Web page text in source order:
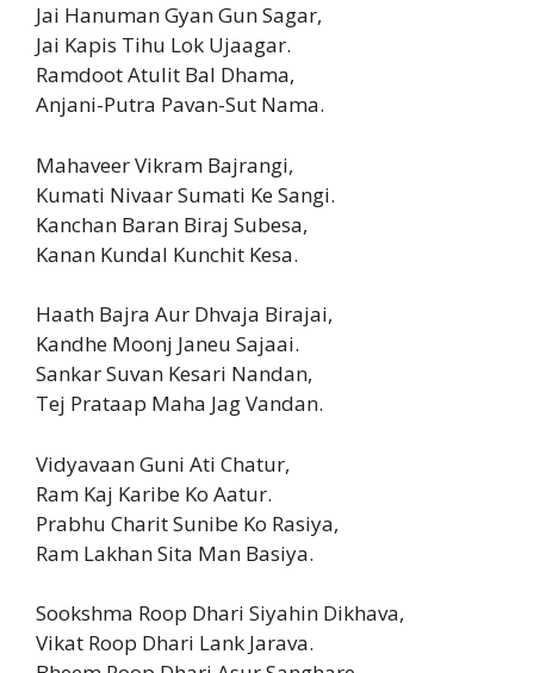
Jai Hanuman Gyan Gun Sagar,
Jai Kapis Tihu Lok Ujaagar.
Ramdoot Atulit Bal Dhama,
Anjani-Putra Pavan-Sut Nama.
Mahaveer Vikram Bajrangi,
Kumati Nivaar Sumati Ke Sangi.
Kanchan Baran Biraj Subesa,
Kanan Kundal Kunchit Kesa.
Haath Bajra Aur Dhvaja Birajai,
Kandhe Moonj Janeu Sajaai.
Sankar Suvan Kesari Nandan,
Tej Prataap Maha Jag Vandan.
Vidyavaan Guni Ati Chatur,
Ram Kaj Karibe Ko Aatur.
Prabhu Charit Sunibe Ko Rasiya,
Ram Lakhan Sita Man Basiya.
Sookshma Roop Dhari Siyahin Dikhava,
Vikat Roop Dhari Lank Jarava.